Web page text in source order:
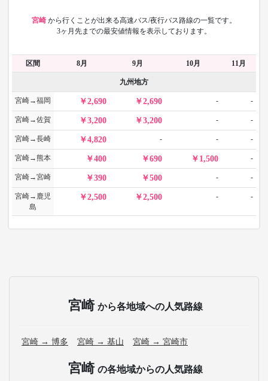
宮崎 から行くことが出来る高速バス/夜行バス路線の一覧です。
3ヶ月先までの最安値情報を表示しております。
区間 8月 9月 10月 11月
九州地方
宮崎→福岡 2,690 2,690 - -
宮崎→佐賀 3,200 3,200 - -
宮崎→長崎 4,820 - - -
宮崎→熊本 400 690 1,500 -
宮崎→宮崎 390 500 - -
宮崎→鹿児
島
2,500 2,500 - -
宮崎 から各地域への人気路線
宮崎 → 博多 宮崎 → 基山 宮崎 → 宮崎市
宮崎 の各地域からの人気路線